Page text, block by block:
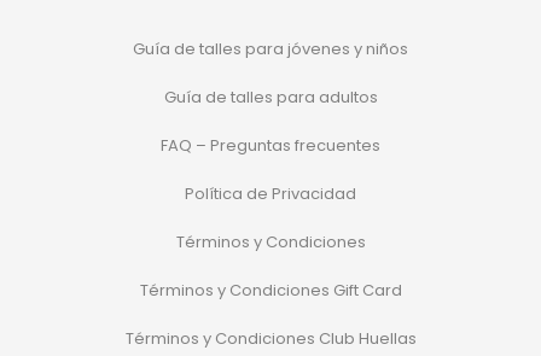
Guía de talles para jóvenes y niños
Guía de talles para adultos
FAQ – Preguntas frecuentes
Política de Privacidad
Términos y Condiciones
Términos y Condiciones Gift Card
Términos y Condiciones Club Huellas